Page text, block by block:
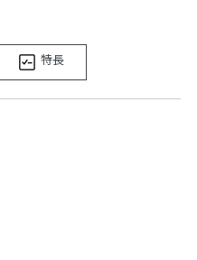
特長